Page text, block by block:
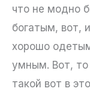
что не модно
богатым, вот,
хорошо
умным. Вот, то
такой вот в